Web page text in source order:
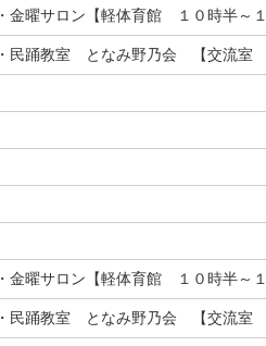
・金曜サロン【軽体育館 １０時半～１
・民踊教室 となみ野乃会 【交流室
・金曜サロン【軽体育館 １０時半～１
・民踊教室 となみ野乃会 【交流室